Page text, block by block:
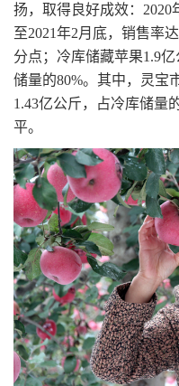
扬，取得良好成效：2020
至2021年2月底，销售率
分点；冷库储藏苹果1.9
储量的80%。其中，灵宝
1.43亿公斤，占冷库储量
平。